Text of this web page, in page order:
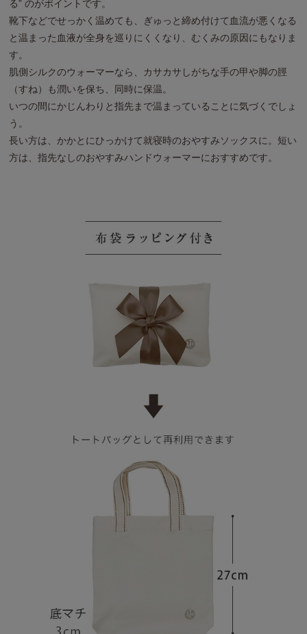
る” のがポイントです。
靴下などでせっかく温めても、ぎゅっと締め付けて血流が悪くなる
と温まった血液が全身を巡りにくくなり、むくみの原因にもなりま
す。
肌側シルクのウォーマーなら、カサカサしがちな手の甲や脚の脛
（すね）も潤いを保ち、同時に保温。
いつの間にかじんわりと指先まで温まっていることに気づくでしょ
う。
長い方は、かかとにひっかけて就寝時のおやすみソックスに。短い
方は、指先なしのおやすみハンドウォーマーにおすすめです。